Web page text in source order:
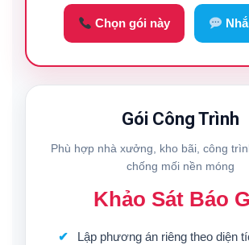
Chọn gói này
Gói Công Trình
Phù hợp nhà xưởng, kho bãi, công
chống mối nền móng
Khảo Sát Báo
Lập phương án riêng theo diện